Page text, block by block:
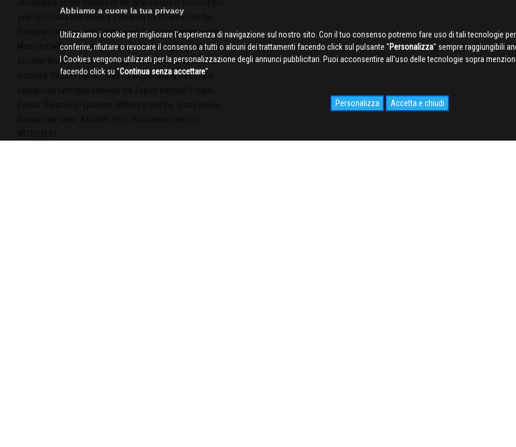
year on Croatia and Hungary. Preparing for its entry into the
European Union on July 1st this year, Croatia is welcomed to
Mittelfest with the world premiere of Michelangelo, written by
Croatian dramatist Miroslav KrleÅŸa and directed by eclectic
visionary TomaÅŸ Pandur. This co-production is fruit of the
Abbiamo a cuore la tua privacy
Utilizziamo i cookie per migliorare l'esperienza di navigazione sul nostro sito. Con il tuo consenso potremo fare uso di tali tecnologie
conferire, rifiutare o revocare il consenso a tutti o alcuni dei trattamenti facendo click sul pulsante ''Personalizza'' sempre raggiungibili
I Cookies vengono utilizzati per la personalizzazione degli annunci pubblicitari. Puoi acconsentire all'uso delle tecnologie sopra
facendo click su ''Continua senza accettare''
Personalizza Accetta e chiudi